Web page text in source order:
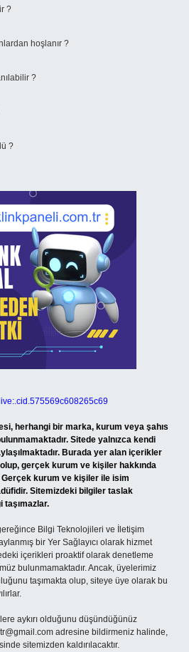
?
hoşlanır ?
?
?
herhangi bir marka, kurum veya şahıs
Sitede yalnızca kendi
Burada yer alan içerikler
gerçek kurum ve kişiler hakkında
Gerçek kurum ve kişiler ile isim
Sitemizdeki bilgiler taslak
taşımazlar.
Bilgi Teknolojileri ve İletişim
bir Yer Sağlayıcı olarak hizmet
içerikleri proaktif olarak denetleme
bulunmamaktadır. Ancak, üyelerimiz
taşımakta olup, siteye üye olarak bu
aykırı olduğunu düşündüğünüz
adresine bildirmeniz halinde,
sitemizden kaldırılacaktır.